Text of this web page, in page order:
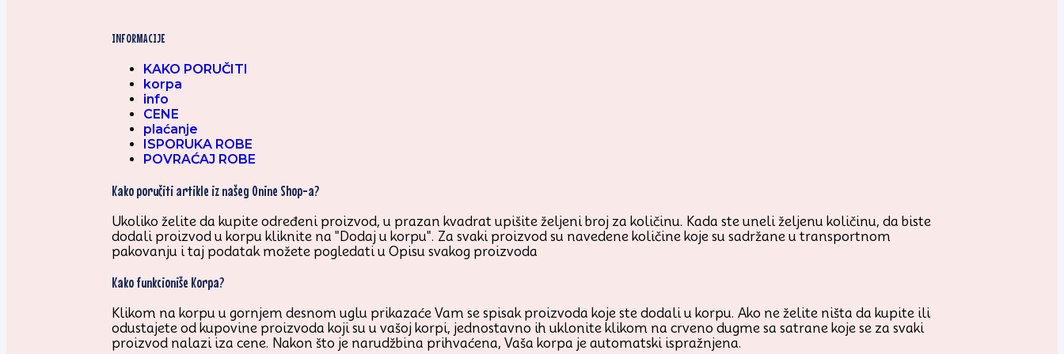
INFORMACIJE
KAKO PORUČITI
korpa
info
CENE
plaćanje
ISPORUKA ROBE
POVRAĆAJ ROBE
Kako poručiti artikle iz našeg Onine Shop-a?
Ukoliko želite da kupite određeni proizvod, u prazan kvadrat upišite željeni broj za količinu. Kada ste uneli željenu količinu, da biste
dodali proizvod u korpu kliknite na "Dodaj u korpu". Za svaki proizvod su navedene količine koje su sadržane u transportnom
pakovanju i taj podatak možete pogledati u Opisu svakog proizvoda
Kako funkcioniše Korpa?
Klikom na korpu u gornjem desnom uglu prikazaće Vam se spisak proizvoda koje ste dodali u korpu. Ako ne želite ništa da kupite ili
odustajete od kupovine proizvoda koji su u vašoj korpi, jednostavno ih uklonite klikom na crveno dugme sa satrane koje se za svaki
proizvod nalazi iza cene. Nakon što je narudžbina prihvaćena, Vaša korpa je automatski ispražnjena.